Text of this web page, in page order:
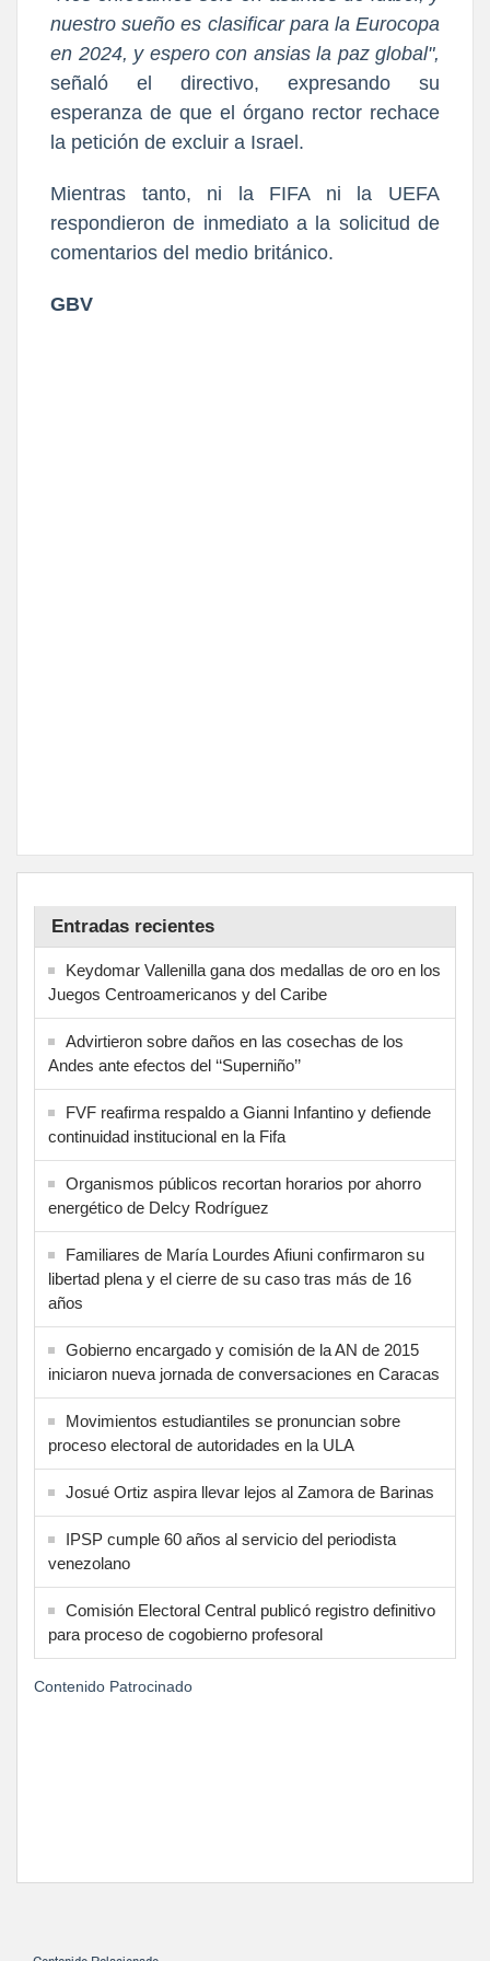
nuestro sueño es clasificar para la Eurocopa
en 2024, y espero con ansias la paz global",
señaló el directivo, expresando su
esperanza de que el órgano rector rechace
la petición de excluir a Israel.
Mientras tanto, ni la FIFA ni la UEFA
respondieron de inmediato a la solicitud de
comentarios del medio británico.
GBV
Entradas recientes
Keydomar Vallenilla gana dos medallas de oro en los
Juegos Centroamericanos y del Caribe
Advirtieron sobre daños en las cosechas de los
Andes ante efectos del ‘‘Superniño’’
FVF reafirma respaldo a Gianni Infantino y defiende
continuidad institucional en la Fifa
Organismos públicos recortan horarios por ahorro
energético de Delcy Rodríguez
Familiares de María Lourdes Afiuni confirmaron su
libertad plena y el cierre de su caso tras más de 16
años
Gobierno encargado y comisión de la AN de 2015
iniciaron nueva jornada de conversaciones en Caracas
Movimientos estudiantiles se pronuncian sobre
proceso electoral de autoridades en la ULA
Josué Ortiz aspira llevar lejos al Zamora de Barinas
IPSP cumple 60 años al servicio del periodista
venezolano
Comisión Electoral Central publicó registro definitivo
para proceso de cogobierno profesoral
Contenido Patrocinado